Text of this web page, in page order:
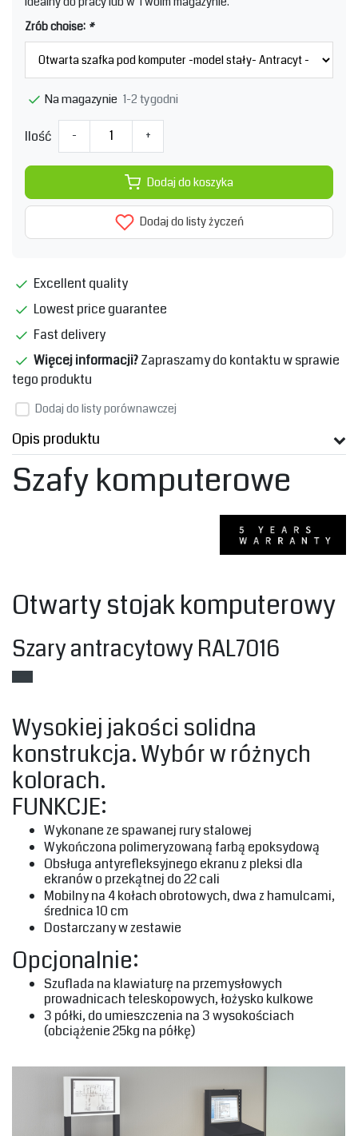
Zrób choise: *
Na magazynie 1-2 tygodni
Ilość - +
Dodaj do koszyka
Dodaj do listy życzeń
Excellent quality
Lowest price guarantee
Fast delivery
Więcej informacji?Zapraszamy do kontaktu w sprawie
tego produktu
Dodaj do listy porównawczej
Opis produktu
‎Szafy komputerowe‎
‎Otwarty stojak komputerowy‎
‎Szary antracytowy RAL7016
‎Wysokiej jakości solidna
konstrukcja. Wybór w różnych
kolorach.‎
‎FUNKCJE:‎
‎Wykonane ze spawanej rury stalowej‎
‎Wykończona polimeryzowaną farbą epoksydową‎
‎Obsługa antyrefleksyjnego ekranu z pleksi dla
ekranów o przekątnej do 22 cali‎
‎Mobilny na 4 kołach obrotowych, dwa z hamulcami,
średnica 10 cm‎
‎Dostarczany w zestawie‎
‎Opcjonalnie:
‎Szuflada na klawiaturę na przemysłowych
prowadnicach teleskopowych, łożysko kulkowe‎
‎3 półki, do umieszczenia na 3 wysokościach
(obciążenie 25kg na półkę)‎